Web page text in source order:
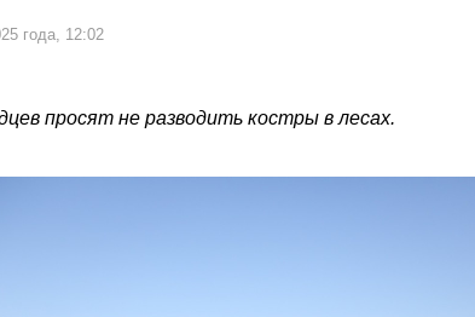
года, 12:02
просят не разводить костры в лесах.